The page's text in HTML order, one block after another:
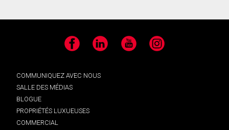
Facebook LinkedIn YouTube Instagram
COMMUNIQUEZ AVEC NOUS
SALLE DES MÉDIAS
BLOGUE
PROPRIÉTÉS LUXUEUSES
COMMERCIAL